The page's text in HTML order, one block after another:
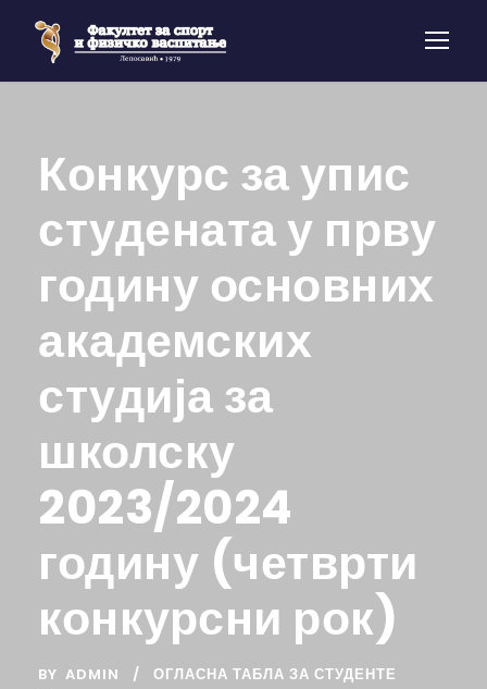
Конкурс за упис
студената у прву
годину основних
академских
студија за
школску
2023/2024
годину (четврти
конкурсни рок)
BY ADMIN
ОГЛАСНА ТАБЛА ЗА СТУДЕНТЕ